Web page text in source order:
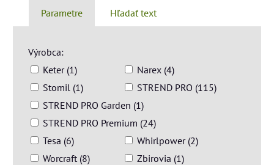
Parametre Hľadať text
Výrobca:
Keter (1)
Narex (4)
Stomil (1)
STREND PRO (115)
STREND PRO Garden (1)
STREND PRO Premium (24)
Tesa (6)
Whirlpower (2)
Worcraft (8)
Zbirovia (1)